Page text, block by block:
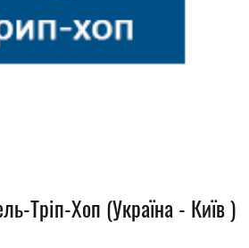
Тріп-Хоп (Україна - Київ )